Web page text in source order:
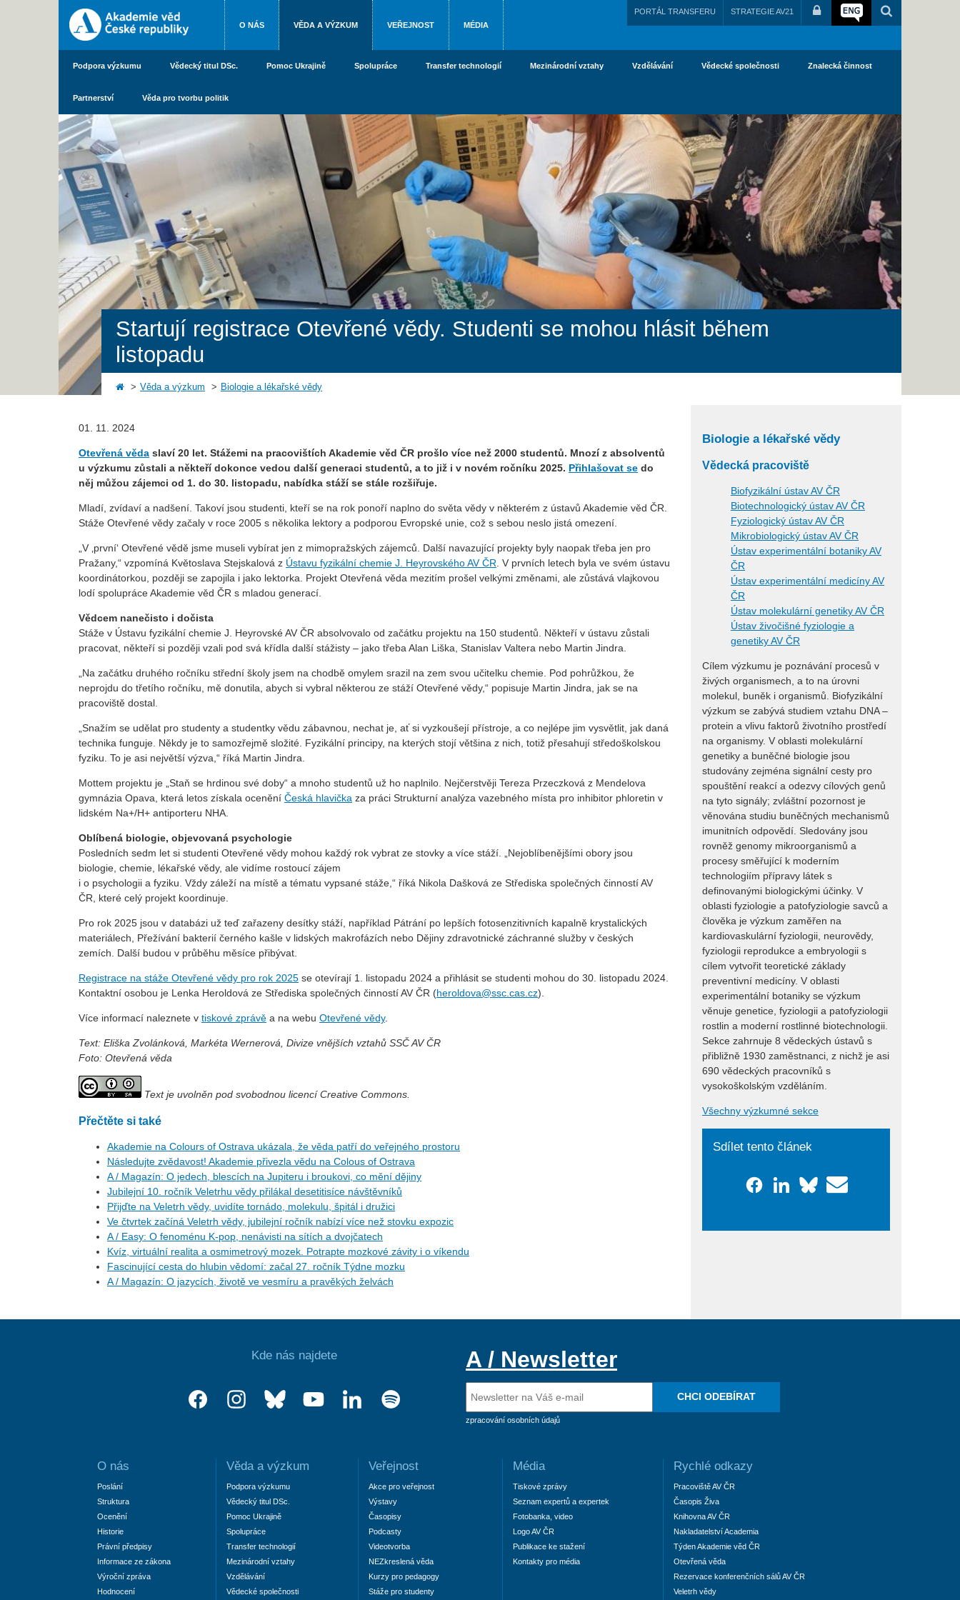
O NÁS VĚDA A VÝZKUM VEŘEJNOST MÉDIA
PORTÁL TRANSFERU STRATEGIE AV21
Podpora výzkumu Vědecký titul DSc. Pomoc Ukrajině Spolupráce Transfer technologií Mezinárodní vztahy Vzdělávání Vědecké společnosti Znalecká činnost
Partnerství Věda pro tvorbu politik
Startují registrace Otevřené vědy. Studenti se mohou hlásit během
listopadu
Věda a výzkum Biologie a lékařské vědy
01. 11. 2024
Otevřená věda slaví 20 let. Stážemi na pracovištích Akademie věd ČR prošlo více než 2000 studentů. Mnozí z absolventů
u výzkumu zůstali a někteří dokonce vedou další generaci studentů, a to již i v novém ročníku 2025. Přihlašovat se do
něj můžou zájemci od 1. do 30. listopadu, nabídka stáží se stále rozšiřuje.
Mladí, zvídaví a nadšení. Takoví jsou studenti, kteří se na rok ponoří naplno do světa vědy v některém z ústavů Akademie věd ČR.
Stáže Otevřené vědy začaly v roce 2005 s několika lektory a podporou Evropské unie, což s sebou neslo jistá omezení.
„V ‚první‘ Otevřené vědě jsme museli vybírat jen z mimopražských zájemců. Další navazující projekty byly naopak třeba jen pro
Pražany,“ vzpomíná Květoslava Stejskalová z Ústavu fyzikální chemie J. Heyrovského AV ČR. V prvních letech byla ve svém ústavu
koordinátorkou, později se zapojila i jako lektorka. Projekt Otevřená věda mezitím prošel velkými změnami, ale zůstává vlajkovou
lodí spolupráce Akademie věd ČR s mladou generací.
Vědcem nanečisto i dočista
Stáže v Ústavu fyzikální chemie J. Heyrovské AV ČR absolvovalo od začátku projektu na 150 studentů. Někteří v ústavu zůstali
pracovat, někteří si později vzali pod svá křídla další stážisty – jako třeba Alan Liška, Stanislav Valtera nebo Martin Jindra.
„Na začátku druhého ročníku střední školy jsem na chodbě omylem srazil na zem svou učitelku chemie. Pod pohrůžkou, že
neprojdu do třetího ročníku, mě donutila, abych si vybral některou ze stáží Otevřené vědy,“ popisuje Martin Jindra, jak se na
pracoviště dostal.
„Snažím se udělat pro studenty a studentky vědu zábavnou, nechat je, ať si vyzkoušejí přístroje, a co nejlépe jim vysvětlit, jak daná
technika funguje. Někdy je to samozřejmě složité. Fyzikální principy, na kterých stojí většina z nich, totiž přesahují středoškolskou
fyziku. To je asi největší výzva,“ říká Martin Jindra.
Mottem projektu je „Staň se hrdinou své doby“ a mnoho studentů už ho naplnilo. Nejčerstvěji Tereza Przeczková z Mendelova
gymnázia Opava, která letos získala ocenění Česká hlavička za práci Strukturní analýza vazebného místa pro inhibitor phloretin v
lidském Na+/H+ antiporteru NHA.
Oblíbená biologie, objevovaná psychologie
Posledních sedm let si studenti Otevřené vědy mohou každý rok vybrat ze stovky a více stáží. „Nejoblíbenějšími obory jsou
biologie, chemie, lékařské vědy, ale vidíme rostoucí zájem
i o psychologii a fyziku. Vždy záleží na místě a tématu vypsané stáže,“ říká Nikola Dašková ze Střediska společných činností AV
ČR, které celý projekt koordinuje.
Pro rok 2025 jsou v databázi už teď zařazeny desítky stáží, například Pátrání po lepších fotosenzitivních kapalně krystalických
materiálech, Přežívání bakterií černého kašle v lidských makrofázích nebo Dějiny zdravotnické záchranné služby v českých
zemích. Další budou v průběhu měsíce přibývat.
Registrace na stáže Otevřené vědy pro rok 2025 se otevírají 1. listopadu 2024 a přihlásit se studenti mohou do 30. listopadu 2024.
Kontaktní osobou je Lenka Heroldová ze Střediska společných činností AV ČR (heroldova@ssc.cas.cz).
Více informací naleznete v tiskové zprávě a na webu Otevřené vědy.
Text: Eliška Zvolánková, Markéta Wernerová, Divize vnějších vztahů SSČ AV ČR
Foto: Otevřená věda
Text je uvolněn pod svobodnou licencí Creative Commons.
Přečtěte si také
Akademie na Colours of Ostrava ukázala, že věda patří do veřejného prostoru
Následujte zvědavost! Akademie přivezla vědu na Colous of Ostrava
A / Magazín: O jedech, blescích na Jupiteru i broukovi, co mění dějiny
Jubilejní 10. ročník Veletrhu vědy přilákal desetitisíce návštěvníků
Přijďte na Veletrh vědy, uvidíte tornádo, molekulu, špitál i družici
Ve čtvrtek začíná Veletrh vědy, jubilejní ročník nabízí více než stovku expozic
A / Easy: O fenoménu K-pop, nenávisti na sítích a dvojčatech
Kvíz, virtuální realita a osmimetrový mozek. Potrapte mozkové závity i o víkendu
Fascinující cesta do hlubin vědomí: začal 27. ročník Týdne mozku
A / Magazín: O jazycích, životě ve vesmíru a pravěkých želvách
Biologie a lékařské vědy
Vědecká pracoviště
Biofyzikální ústav AV ČR
Biotechnologický ústav AV ČR
Fyziologický ústav AV ČR
Mikrobiologický ústav AV ČR
Ústav experimentální botaniky AV
ČR
Ústav experimentální medicíny AV
ČR
Ústav molekulární genetiky AV ČR
Ústav živočišné fyziologie a
genetiky AV ČR
Cílem výzkumu je poznávání procesů v
živých organismech, a to na úrovni
molekul, buněk i organismů. Biofyzikální
výzkum se zabývá studiem vztahu DNA –
protein a vlivu faktorů životního prostředí
na organismy. V oblasti molekulární
genetiky a buněčné biologie jsou
studovány zejména signální cesty pro
spouštění reakcí a odezvy cílových genů
na tyto signály; zvláštní pozornost je
věnována studiu buněčných mechanismů
imunitních odpovědí. Sledovány jsou
rovněž genomy mikroorganismů a
procesy směřující k moderním
technologiím přípravy látek s
definovanými biologickými účinky. V
oblasti fyziologie a patofyziologie savců a
člověka je výzkum zaměřen na
kardiovaskulární fyziologii, neurovědy,
fyziologii reprodukce a embryologii s
cílem vytvořit teoretické základy
preventivní medicíny. V oblasti
experimentální botaniky se výzkum
věnuje genetice, fyziologii a patofyziologii
rostlin a moderní rostlinné biotechnologii.
Sekce zahrnuje 8 vědeckých ústavů s
přibližně 1930 zaměstnanci, z nichž je asi
690 vědeckých pracovníků s
vysokoškolským vzděláním.
Všechny výzkumné sekce
Sdílet tento článek
Kde nás najdete A / Newsletter
zpracování osobních údajů
CHCI ODEBÍRAT
O nás
Poslání
Struktura
Ocenění
Historie
Právní předpisy
Informace ze zákona
Výroční zpráva
Hodnocení
Věda a výzkum
Podpora výzkumu
Vědecký titul DSc.
Pomoc Ukrajině
Spolupráce
Transfer technologií
Mezinárodní vztahy
Vzdělávání
Vědecké společnosti
Veřejnost
Akce pro veřejnost
Výstavy
Časopisy
Podcasty
Videotvorba
NEZkreslená věda
Kurzy pro pedagogy
Stáže pro studenty
Média
Tiskové zprávy
Seznam expertů a expertek
Fotobanka, video
Logo AV ČR
Publikace ke stažení
Kontakty pro média
Rychlé odkazy
Pracoviště AV ČR
Časopis Živa
Knihovna AV ČR
Nakladatelství Academia
Týden Akademie věd ČR
Otevřená věda
Rezervace konferenčních sálů AV ČR
Veletrh vědy